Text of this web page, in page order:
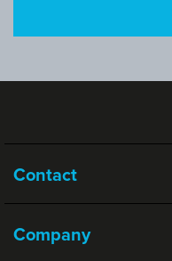
Contact
Company